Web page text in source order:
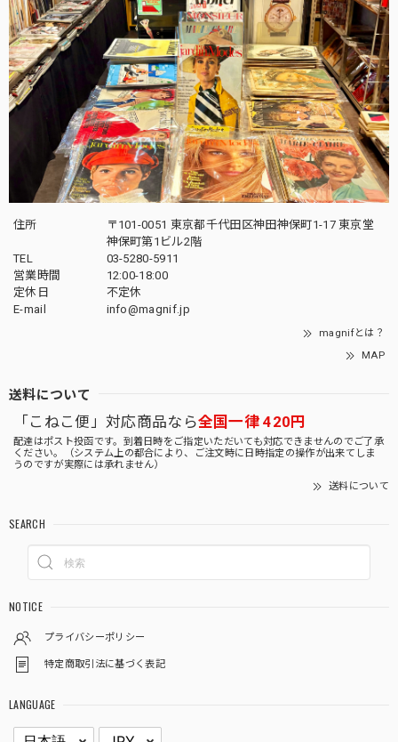
住所
〒101-0051 東京都千代田区神田神保町1-17 東京堂
神保町第1ビル2階
TEL
03-5280-5911
営業時間
12:00-18:00
定休日
不定休
E-mail
info@magnif.jp
magnifとは？
MAP
送料について
「こねこ便」対応商品なら全国一律 420円
配達はポスト投函です。到着日時をご指定いただいても対応できませんのでご了承
ください。（システム上の都合により、ご注文時に日時指定の操作が出来てしま
うのですが実際には承れません）
送料について
SEARCH
NOTICE
プライバシーポリシー
特定商取引法に基づく表記
LANGUAGE